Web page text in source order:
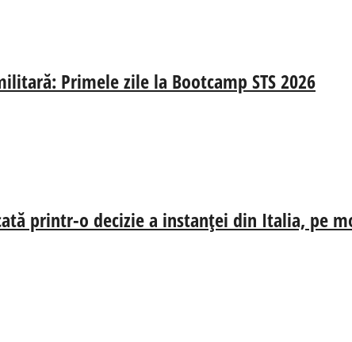
Primele zile la Bootcamp STS 2026
printr-o decizie a instanței din Italia, pe